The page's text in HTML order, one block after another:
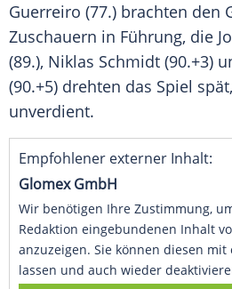
Guerreiro (77.) brachten den
Zuschauern in Führung, die
(89.), Niklas Schmidt (90.+3)
(90.+5) drehten das Spiel
unverdient.
Empfohlener externer Inhalt:
Glomex GmbH
Wir benötigen Ihre Zustimmung,
Redaktion eingebundenen Inhalt
anzuzeigen. Sie können diesen mit
lassen und auch wieder